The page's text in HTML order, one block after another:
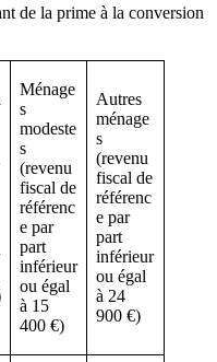
de la prime à la conversion
Ménage
s
modeste
s
(revenu
fiscal de
référenc
e par
part
inférieur
ou égal
à 15
400 €)
Autres
ménage
s
(revenu
fiscal de
référenc
e par
part
inférieur
ou égal
à 24
900 €)